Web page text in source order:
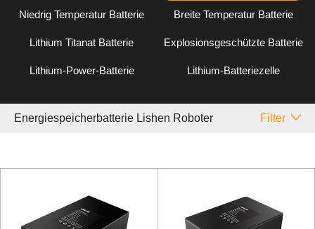
Niedrig Temperatur Batterie Breite Temperatur Batterie
Lithium Titanat Batterie Explosionsgeschützte Batterie
Lithium-Power-Batterie Lithium-Batteriezelle
Energiespeicherbatterie Lishen Roboter Filter